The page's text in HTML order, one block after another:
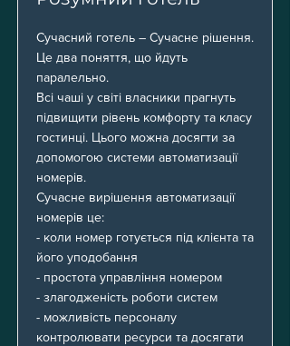
Сучасний готель – Сучасне рішення.
Це два поняття, що йдуть
паралельно.
Всі чаші у світі власники прагнуть
підвищити рівень комфорту та класу
гостинці. Цього можна досягти за
допомогою системи автоматизації
номерів.
Сучасне вирішення автоматизації
номерів це:
- коли номер готується під клієнта та
його уподобання
- простота управління номером
- злагодженість роботи систем
- можливість персоналу
контролювати ресурси та досягати